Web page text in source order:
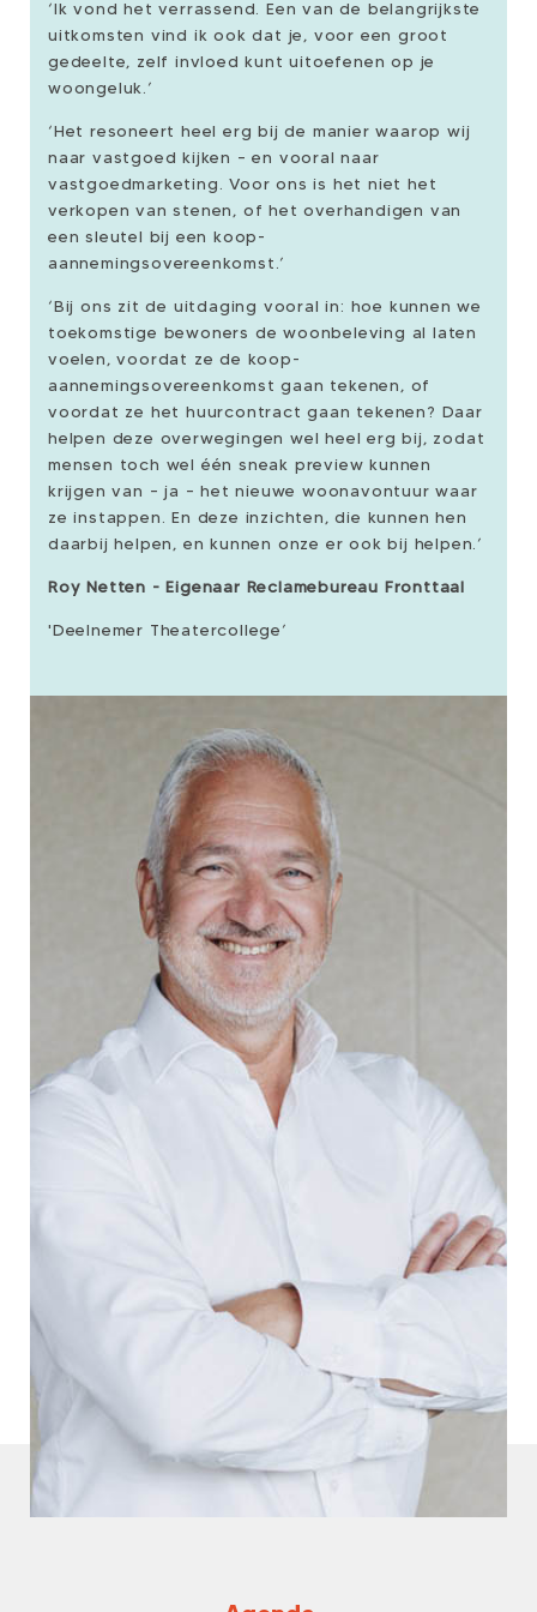
‘Ik vond het verrassend. Een van de belangrijkste
uitkomsten vind ik ook dat je, voor een groot
gedeelte, zelf invloed kunt uitoefenen op je
woongeluk.’
‘Het resoneert heel erg bij de manier waarop wij
naar vastgoed kijken – en vooral naar
vastgoedmarketing. Voor ons is het niet het
verkopen van stenen, of het overhandigen van
een sleutel bij een koop-
aannemingsovereenkomst.’
‘Bij ons zit de uitdaging vooral in: hoe kunnen we
toekomstige bewoners de woonbeleving al laten
voelen, voordat ze de koop-
aannemingsovereenkomst gaan tekenen, of
voordat ze het huurcontract gaan tekenen? Daar
helpen deze overwegingen wel heel erg bij, zodat
mensen toch wel één sneak preview kunnen
krijgen van – ja – het nieuwe woonavontuur waar
ze instappen. En deze inzichten, die kunnen hen
daarbij helpen, en kunnen onze er ook bij helpen.’
Roy Netten - Eigenaar Reclamebureau Fronttaal
'Deelnemer Theatercollege’